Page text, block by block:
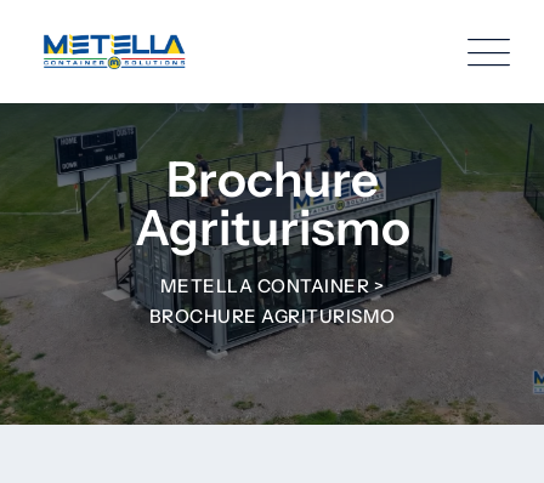
Brochure
Agriturismo
METELLA CONTAINER>
BROCHURE AGRITURISMO